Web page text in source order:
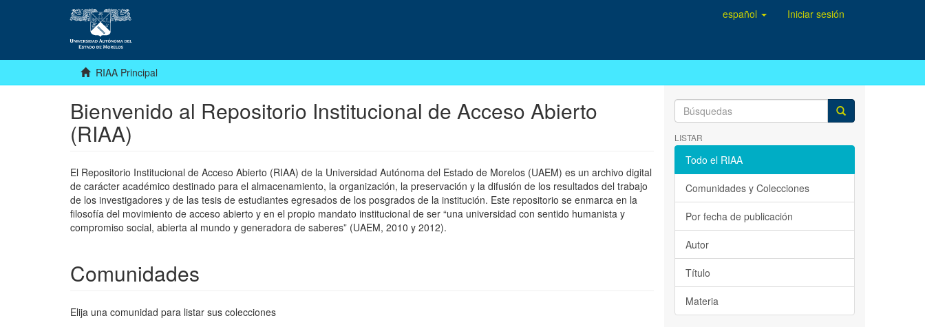
español Iniciar sesión
RIAA Principal
Bienvenido al Repositorio Institucional de Acceso Abierto
(RIAA)
El Repositorio Institucional de Acceso Abierto (RIAA) de la Universidad Autónoma del Estado de Morelos (UAEM) es un archivo digital
de carácter académico destinado para el almacenamiento, la organización, la preservación y la difusión de los resultados del trabajo
de los investigadores y de las tesis de estudiantes egresados de los posgrados de la institución. Este repositorio se enmarca en la
filosofía del movimiento de acceso abierto y en el propio mandato institucional de ser “una universidad con sentido humanista y
compromiso social, abierta al mundo y generadora de saberes” (UAEM, 2010 y 2012).
Comunidades
Elija una comunidad para listar sus colecciones
LISTAR
Todo el RIAA
Comunidades y Colecciones
Por fecha de publicación
Autor
Título
Materia